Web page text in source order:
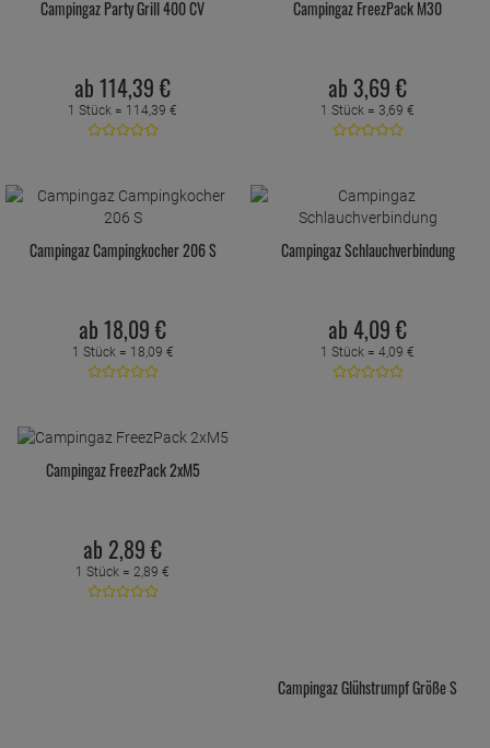
Campingaz Party Grill 400 CV
ab 114,39 €
1 Stück = 114,39 €
Campingaz FreezPack M30
ab 3,69 €
1 Stück = 3,69 €
Campingaz Campingkocher 206 S
ab 18,09 €
1 Stück = 18,09 €
Campingaz Schlauchverbindung
ab 4,09 €
1 Stück = 4,09 €
Campingaz FreezPack 2xM5
ab 2,89 €
1 Stück = 2,89 €
Campingaz Glühstrumpf Größe S